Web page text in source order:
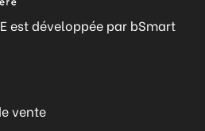
est développée par bSmart
vente